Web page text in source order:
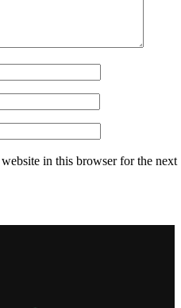
in this browser for the next